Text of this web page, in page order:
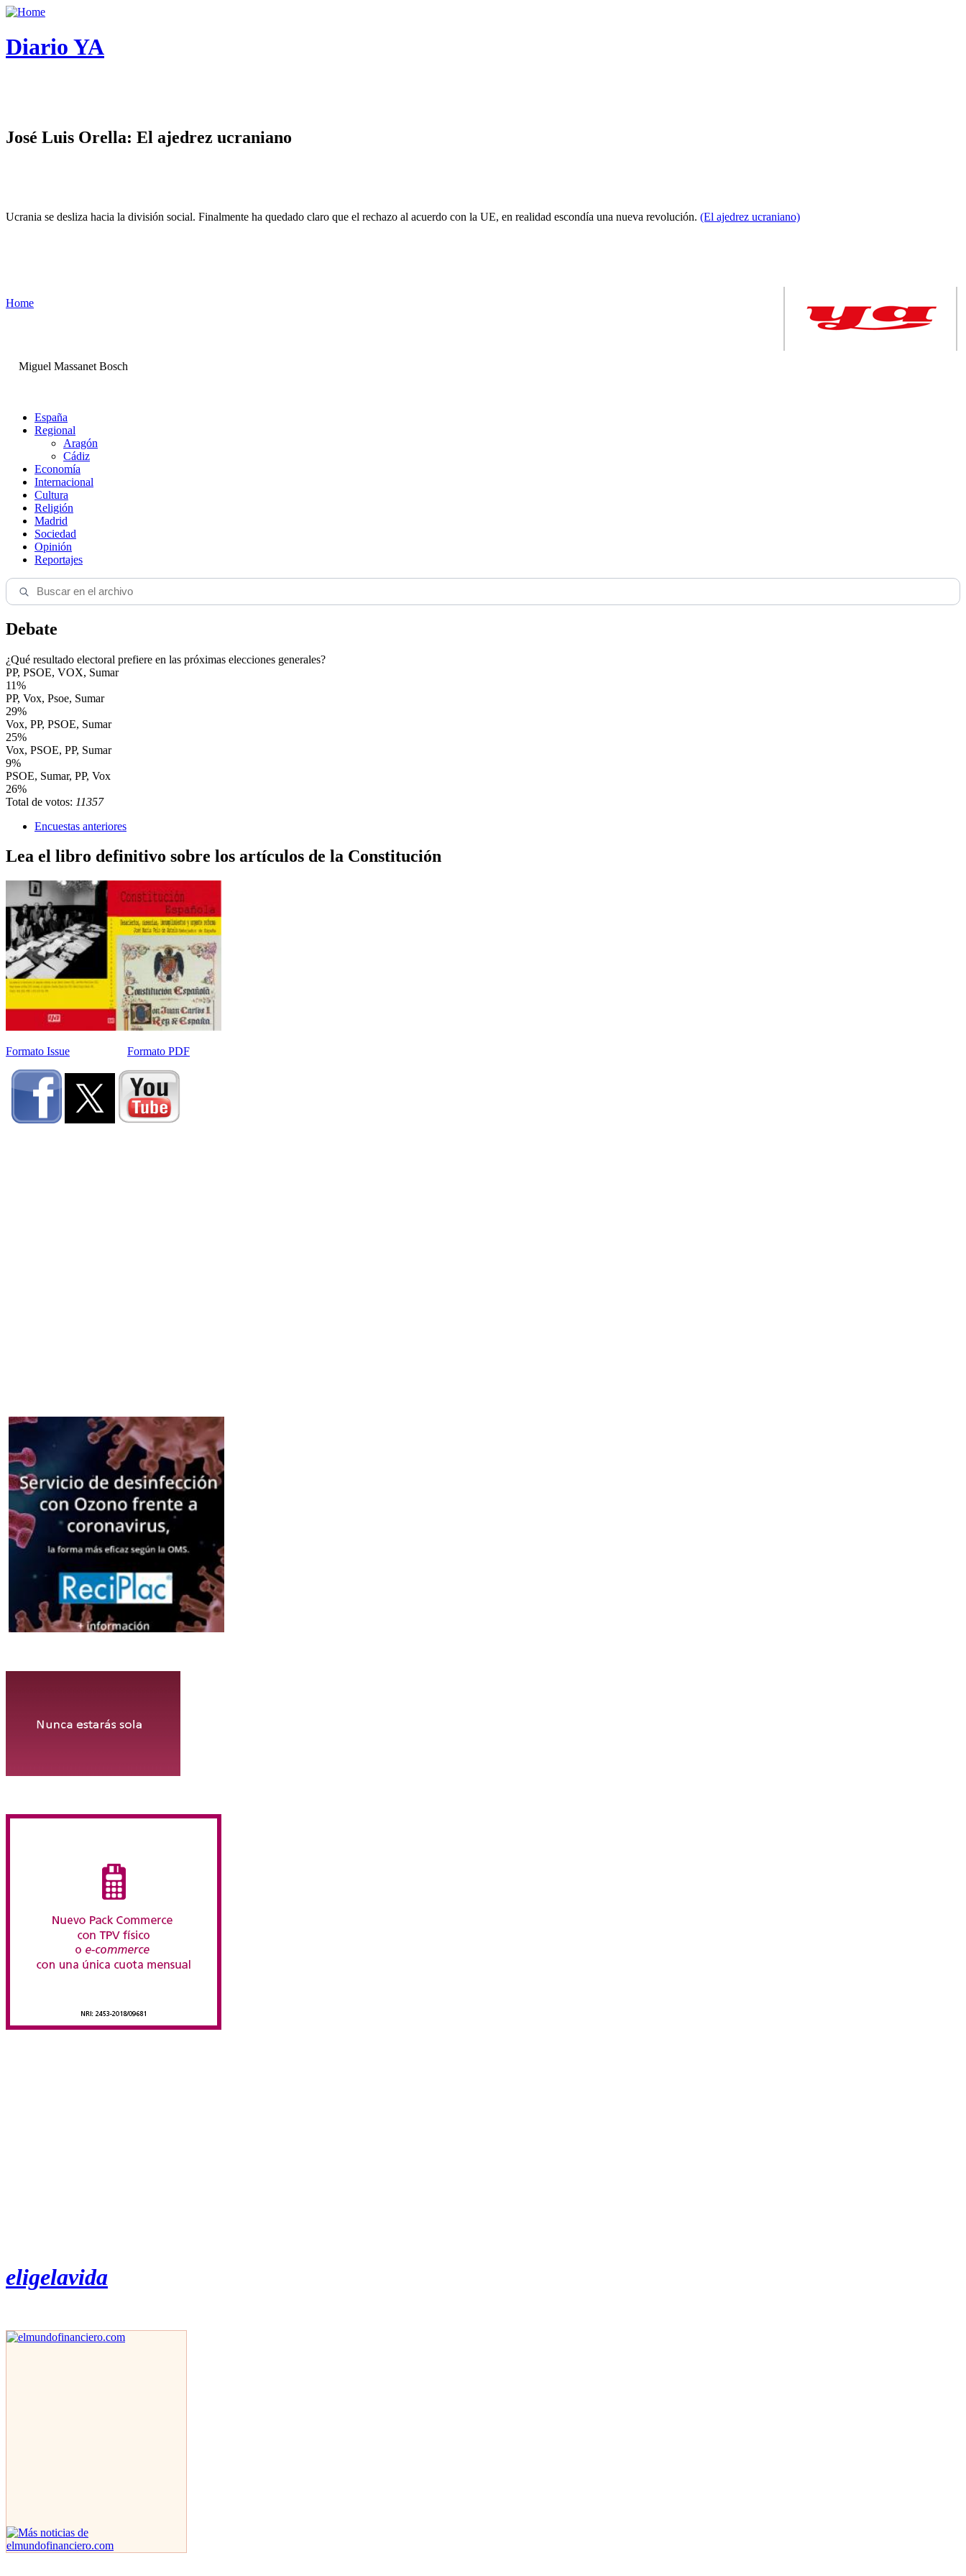
Diario YA
José Luis Orella: El ajedrez ucraniano
Ucrania se desliza hacia la división social. Finalmente ha quedado claro que el rechazo al acuerdo con la UE, en realidad escondía una nueva revolución. (El ajedrez ucraniano)
Home
Miguel Massanet Bosch
España
Regional
Aragón
Cádiz
Economía
Internacional
Cultura
Religión
Madrid
Sociedad
Opinión
Reportajes
Debate
¿Qué resultado electoral prefiere en las próximas elecciones generales?
PP, PSOE, VOX, Sumar
11%
PP, Vox, Psoe, Sumar
29%
Vox, PP, PSOE, Sumar
25%
Vox, PSOE, PP, Sumar
9%
PSOE, Sumar, PP, Vox
26%
Total de votos: 11357
Encuestas anteriores
Lea el libro definitivo sobre los artículos de la Constitución
Formato Issue Formato PDF
eligelavida